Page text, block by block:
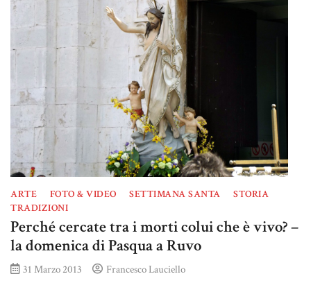
ARTE FOTO & VIDEO SETTIMANA SANTA
STORIA
TRADIZIONI
Perché cercate tra i morti colui che è vivo? –
la domenica di Pasqua a Ruvo
31 Marzo 2013 Francesco Lauciello